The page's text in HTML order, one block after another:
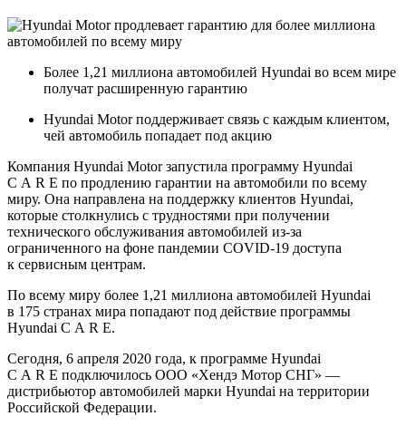
Более 1,21 миллиона автомобилей Hyundai во всем мире
получат расширенную гарантию
Hyundai Motor поддерживает связь с каждым клиентом,
чей автомобиль попадает под акцию
Компания Hyundai Motor запустила программу Hyundai
C A R E по продлению гарантии на автомобили по всему
миру. Она направлена на поддержку клиентов Hyundai,
которые столкнулись с трудностями при получении
технического обслуживания автомобилей из-за
ограниченного на фоне пандемии COVID-19 доступа
к сервисным центрам.
По всему миру более 1,21 миллиона автомобилей Hyundai
в 175 странах мира попадают под действие программы
Hyundai C A R E.
Сегодня, 6 апреля 2020 года, к программе Hyundai
C A R E подключилось ООО «Хендэ Мотор СНГ» —
дистрибьютор автомобилей марки Hyundai на территории
Российской Федерации.